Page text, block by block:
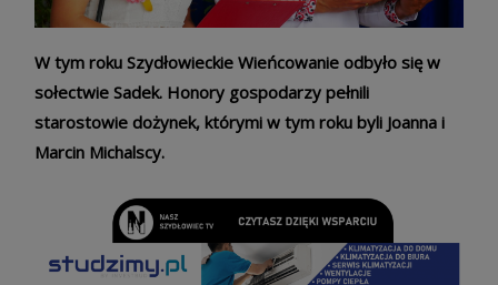
W tym roku Szydłowieckie Wieńcowanie odbyło się w
sołectwie Sadek. Honory gospodarzy pełnili
starostowie dożynek, którymi w tym roku byli Joanna i
Marcin Michalscy.